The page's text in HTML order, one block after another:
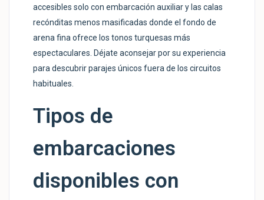
accesibles solo con embarcación auxiliar y las calas
recónditas menos masificadas donde el fondo de
arena fina ofrece los tonos turquesas más
espectaculares. Déjate aconsejar por su experiencia
para descubrir parajes únicos fuera de los circuitos
habituales.
Tipos de
embarcaciones
disponibles con